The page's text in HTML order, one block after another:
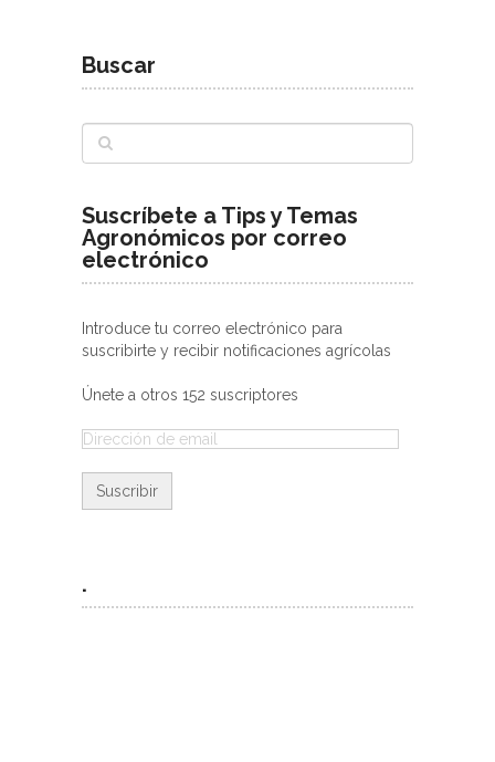
Buscar
Suscríbete a Tips y Temas
Agronómicos por correo
electrónico
Introduce tu correo electrónico para
suscribirte y recibir notificaciones agrícolas
Únete a otros 152 suscriptores
Dirección
email
.